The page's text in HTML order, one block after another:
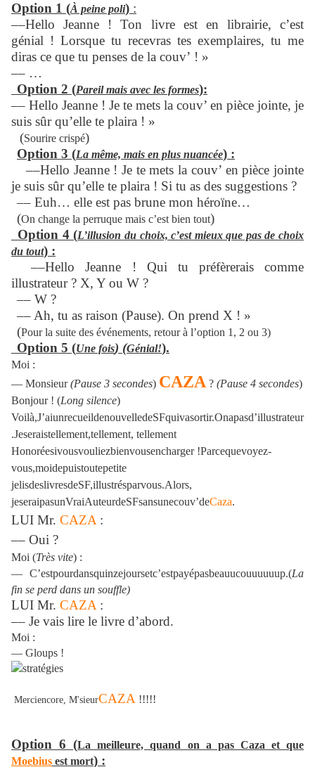
Option 1 (À peine poli) :
––Hello Jeanne ! Ton livre est en librairie, c’est
génial ! Lorsque tu recevras tes exemplaires, tu me
diras ce que tu penses de la couv’ ! »
–– …
Option 2 (Pareil mais avec les formes):
–– Hello Jeanne ! Je te mets la couv’ en pièce jointe, je
suis sûr qu’elle te plaira ! »
(Sourire crispé)
Option 3 (La même, mais en plus nuancée) :
––Hello Jeanne ! Je te mets la couv’ en pièce jointe
je suis sûr qu’elle te plaira ! Si tu as des suggestions ?
–– Euh… elle est pas brune mon héroïne…
(On change la perruque mais c’est bien tout)
Option 4 (L’illusion du choix, c’est mieux que pas de choix
du tout) :
––Hello Jeanne ! Qui tu préfèrerais comme
illustrateur ? X, Y ou W ?
–– W ?
–– Ah, tu as raison (Pause). On prend X ! »
(Pour la suite des événements, retour à l’option 1, 2 ou 3)
Option 5 (Une fois) (Génial!).
Moi :
–– Monsieur(Pause 3 secondes) CAZA ? (Pause 4 secondes)
Bonjour ! (Long silence)
Voilà,J’aiunrecueildenouvelledeSFquivasortir.Onapasd’illustrateur
.Jeseraistellement,tellement, tellement
Honoréesivousvouliezbienvousencharger !Parcequevoyez-
vous,moidepuistoutepetite
jelisdeslivresdeSF,illustrésparvous.Alors,
jeseraipasunVraiAuteurdeSFsansunecouv’deCaza.
LUI Mr. CAZA :
–– Oui ?
Moi (Très vite) :
–– C’estpourdansquinzejoursetc’estpayépasbeauucouuuuuup.(La
fin se perd dans un souffle)
LUI Mr. CAZA :
–– Je vais lire le livre d’abord.
Moi :
–– Gloups !
Merciencore, M'sieurCAZA !!!!!
Option 6 (La meilleure, quand on a pas Caza et que
Moebius est mort) :